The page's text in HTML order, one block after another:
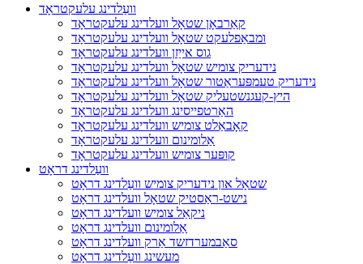
וועַלדינג עלעקטראָד
קאַרבאָן שטאָל וועלדינג עלעקטראָד
ומבאַפלעקט שטאָל וועלדינג עלעקטראָד
גוס אייַזן וועלדינג עלעקטראָד
נידעריק צומיש שטאָל וועלדינג עלעקטראָד
נידעריק טעמפּעראַטור שטאָל וועלדינג עלעקטראָד
היץ-קעגנשטעליק שטאָל וועלדינג עלעקטראָד
האַרטפייסינג וועלדינג עלעקטראָד
קאָבאַלט צומיש וועלדינג עלעקטראָד
אַלומינום וועלדינג עלעקטראָד
קופּער צומיש וועלדינג עלעקטראָד
וועַלדינג דראָט
שטאָל און נידעריק צומיש וועַלדינג דראָט
נישט-ראַסטיק שטאָל וועלדינג דראָט
ניקאַל צומיש וועלדינג דראָט
אַלומינום וועלדינג דראָט
סאַבמערדזשד אַרק וועלדינג דראָט
מעשינג וועַלדינג דראָט